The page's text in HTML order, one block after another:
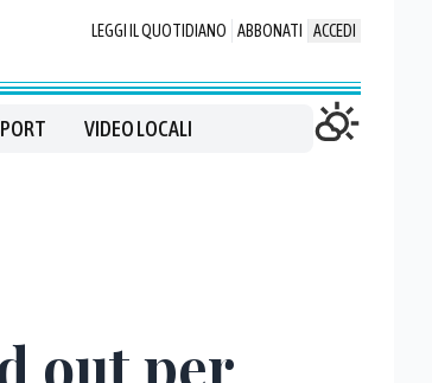
LEGGI IL QUOTIDIANO ABBONATI ACCEDI
VIDEO LOCALI
out per